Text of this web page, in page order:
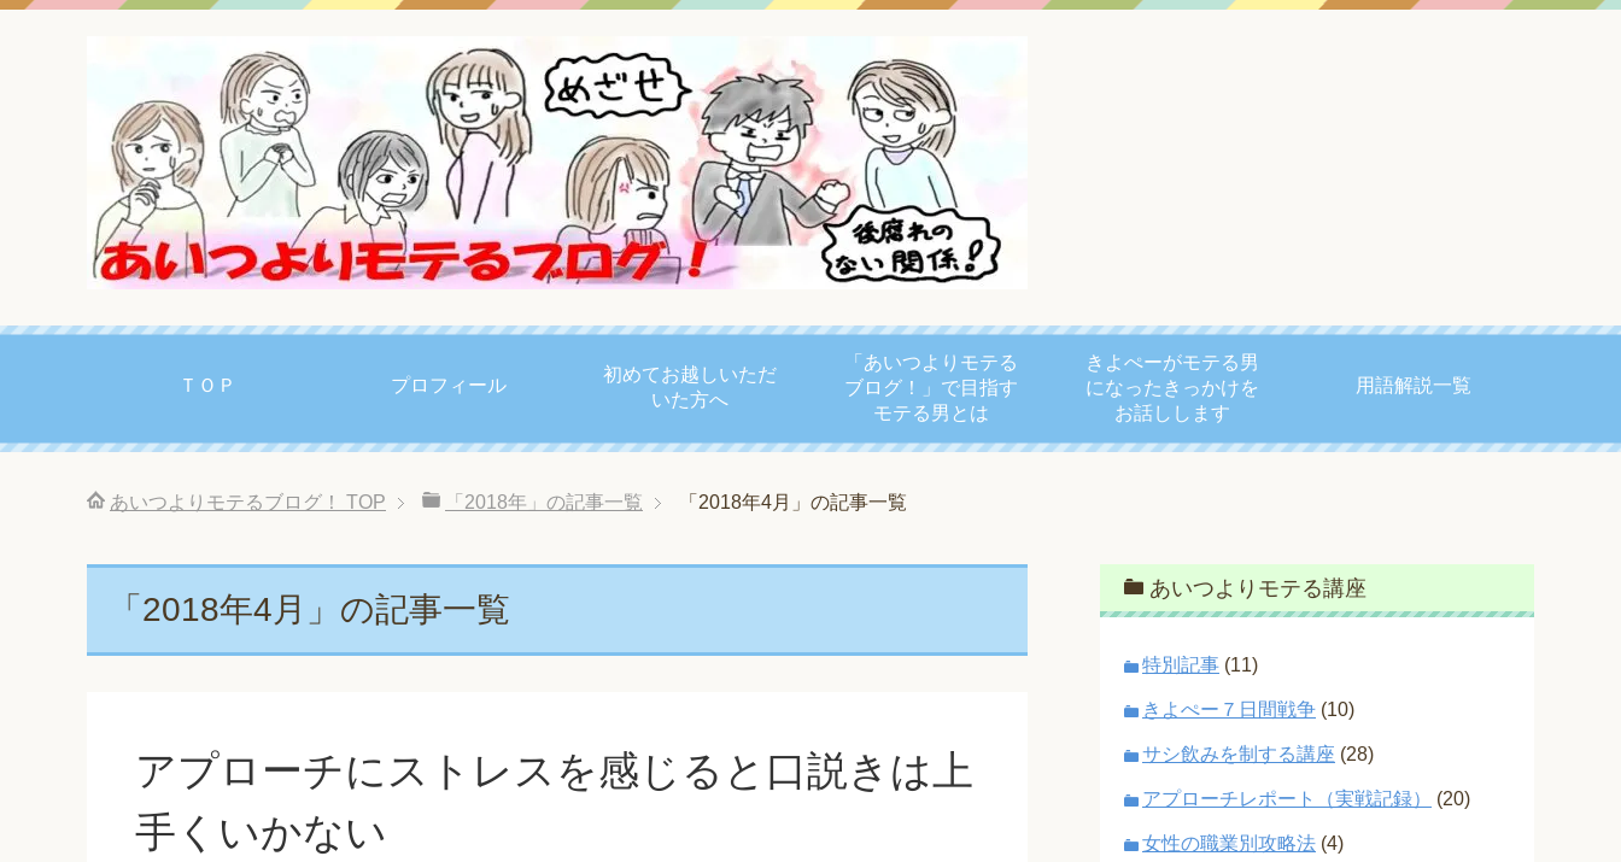
ＴＯＰ プロフィール
初めてお越しいただ
いた方へ
「あいつよりモテる
ブログ！」で目指す
モテる男とは
きよぺーがモテる男
になったきっかけを
お話しします
用語解説一覧
あいつよりモテるブログ！ TOP 「2018年」の記事一覧 「2018年4月」の記事一覧
「2018年4月」の記事一覧
アプローチにストレスを感じると口説きは上
手くいかない
あいつよりモテる講座
特別記事 (11)
きよぺー７日間戦争 (10)
サシ飲みを制する講座 (28)
アプローチレポート（実戦記録） (20)
女性の職業別攻略法 (4)